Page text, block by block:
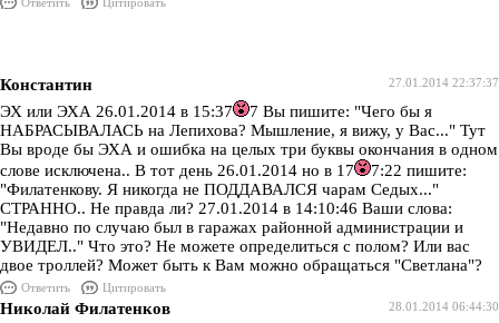
27.01.2014 22:37:37
Константин
ЭХ или ЭХА 26.01.2014 в 15:37
7 Вы пишите: "Чего бы я
НАБРАСЫВАЛАСЬ на Лепихова? Мышление, я вижу, у Вас..." Тут
Вы вроде бы ЭХА и ошибка на целых три буквы окончания в одном
слове исключена.. В тот день 26.01.2014 но в 17
7:22 пишите:
"Филатенкову. Я никогда не ПОДДАВАЛСЯ чарам Седых..."
СТРАННО.. Не правда ли? 27.01.2014 в 14:10:46 Ваши слова:
"Недавно по случаю был в гаражах районной администрации и
УВИДЕЛ.." Что это? Не можете определиться с полом? Или вас
двое троллей? Может быть к Вам можно обращаться "Светлана"?
Ответить
Цитировать
28.01.2014 06:44:30
Николай Филатенков